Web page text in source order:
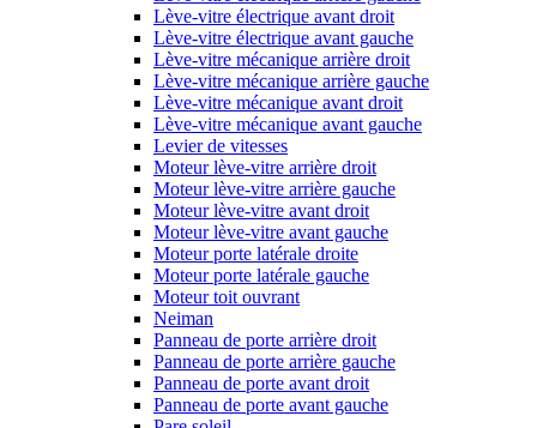
Lève-vitre électrique avant droit
Lève-vitre électrique avant gauche
Lève-vitre mécanique arrière droit
Lève-vitre mécanique arrière gauche
Lève-vitre mécanique avant droit
Lève-vitre mécanique avant gauche
Levier de vitesses
Moteur lève-vitre arrière droit
Moteur lève-vitre arrière gauche
Moteur lève-vitre avant droit
Moteur lève-vitre avant gauche
Moteur porte latérale droite
Moteur porte latérale gauche
Moteur toit ouvrant
Neiman
Panneau de porte arrière droit
Panneau de porte arrière gauche
Panneau de porte avant droit
Panneau de porte avant gauche